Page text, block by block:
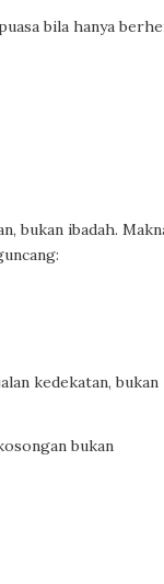
bila hanya
bukan ibadah.
kedekatan, bukan
bukan